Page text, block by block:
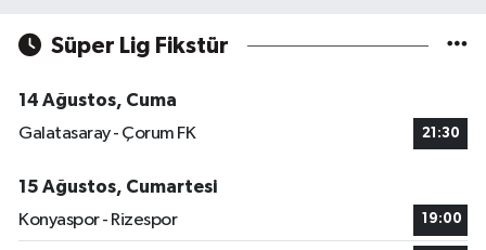
Süper Lig Fikstür
14 Ağustos, Cuma
Galatasaray - Çorum FK
21:30
15 Ağustos, Cumartesi
Konyaspor - Rizespor
19:00